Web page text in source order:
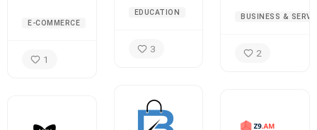
E-COMMERCE
1
EDUCATION
3
BUSINESS &
2